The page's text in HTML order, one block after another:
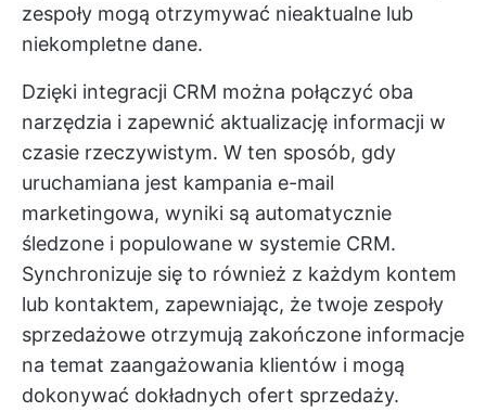
zespoły mogą otrzymywać nieaktualne lub
niekompletne dane.
Dzięki integracji CRM można połączyć oba
narzędzia i zapewnić aktualizację informacji w
czasie rzeczywistym. W ten sposób, gdy
uruchamiana jest kampania e-mail
marketingowa, wyniki są automatycznie
śledzone i populowane w systemie CRM.
Synchronizuje się to również z każdym kontem
lub kontaktem, zapewniając, że twoje zespoły
sprzedażowe otrzymują zakończone informacje
na temat zaangażowania klientów i mogą
dokonywać dokładnych ofert sprzedaży.